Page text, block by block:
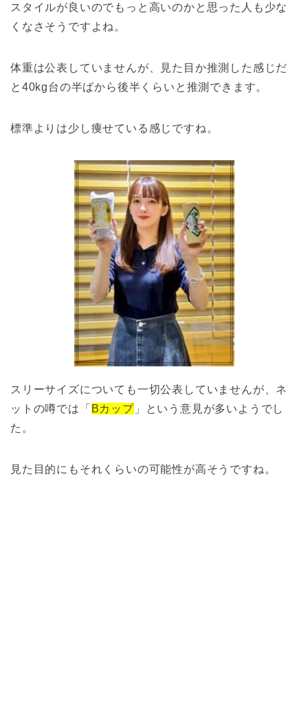
スタイルが良いのでもっと高いのかと思った人も少な
くなさそうですよね。
体重は公表していませんが、見た目か推測した感じだ
と40kg台の半ばから後半くらいと推測できます。
標準よりは少し痩せている感じですね。
スリーサイズについても一切公表していませんが、ネ
ットの噂では「 Bカップ」という意見が多いようでし
た。
見た目的にもそれくらいの可能性が高そうですね。